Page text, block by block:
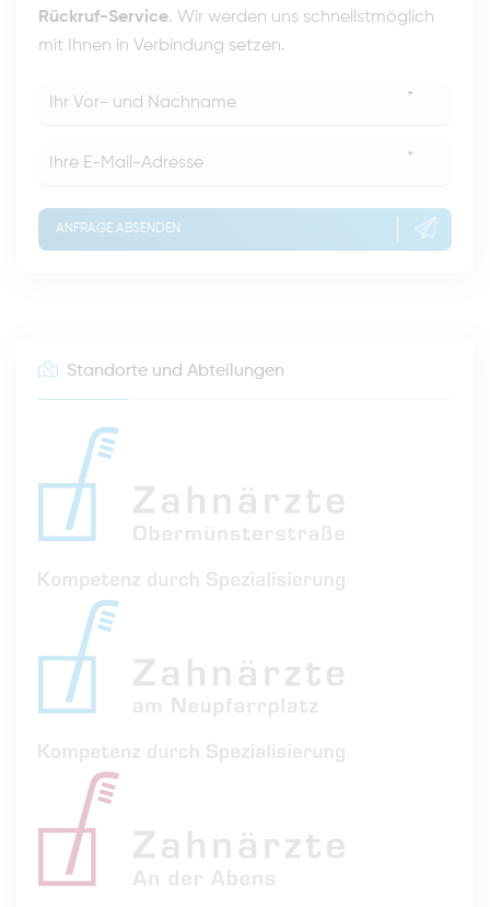
Rückruf-Service. Wir werden uns schnellstmöglich
mit Ihnen in Verbindung setzen.
*
*
ANFRAGE ABSENDEN
Standorte und Abteilungen